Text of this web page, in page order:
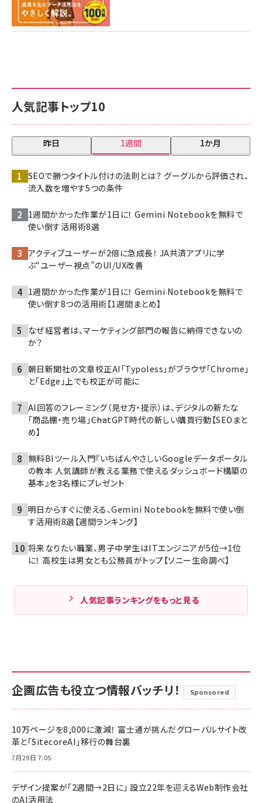
人気記事トップ10
昨日 1週間 1か月
SEOで勝つタイトル付けの法則とは？ グーグルから評価され、
流入数を増やす5つの条件
1週間かかった作業が1日に！ Gemini Notebookを無料で
使い倒す活用術8選
アクティブユーザーが2倍に急成長！ JA共済アプリに学
ぶ“ユーザー視点”のUI/UX改善
1週間かかった作業が1日に！ Gemini Notebookを無料で
使い倒す8つの活用術【1週間まとめ】
なぜ経営者は、マーケティング部門の報告に納得できないの
か？
朝日新聞社の文章校正AI「Typoless」がブラウザ「Chrome」
と「Edge」上でも校正が可能に
AI回答のフレーミング（見せ方・提示）は、デジタルの新たな
「商品棚・売り場」――ChatGPT時代の新しい購買行動【SEOまと
め】
無料BIツール入門『いちばんやさしいGoogleデータポータル
の教本 人気講師が教える業務で使えるダッシュボード構築の
基本』を3名様にプレゼント
明日からすぐに使える、Gemini Notebookを無料で使い倒
す活用術8選【週間ランキング】
将来なりたい職業、男子中学生はITエンジニアが5位→1位
に！ 高校生は男女とも公務員がトップ【ソニー生命調べ】
人気記事ランキングをもっと見る
企画広告も役立つ情報バッチリ！ Sponsored
10万ページを8,000に激減！ 富士通が挑んだグローバルサイト改
革と「SitecoreAI」移行の舞台裏
7月29日 7:05
デザイン提案が「2週間→2日に」 設立22年を迎えるWeb制作会社
のAI活用法